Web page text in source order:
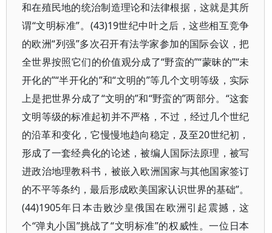
和在殖民地的统治制造理论和法律根据，这就是其所
谓“文明标准”。(43)19世纪中叶之后，这些相互竞争
的欧洲“列强”多次召开有法学家参加的国际会议，把
全世界按照它们的价值观分成了“野蛮的”“蒙昧的”“未
开化的”“半开化的”和“文明的”等几个文明等级，实际
上是把世界分成了“文明的”和“野蛮的”两部分。“这套
文明等级的标准起初并不严格，不过，经过几个世纪
的沿革和变化，它慢慢地趋向稳定，及至20世纪初，
形成了一套经典化的论述，被编人国际法原理，被写
进政治地理教科书，被嵌入欧洲国家与其他国家签订
的不平等条约，最后形成欧美国家认识世界的基础”。
(44)1905年日本击败沙皇俄国在欧洲引起震撼，这
个“弹丸小国”挑战了“文明标准”的权威性。一位日本